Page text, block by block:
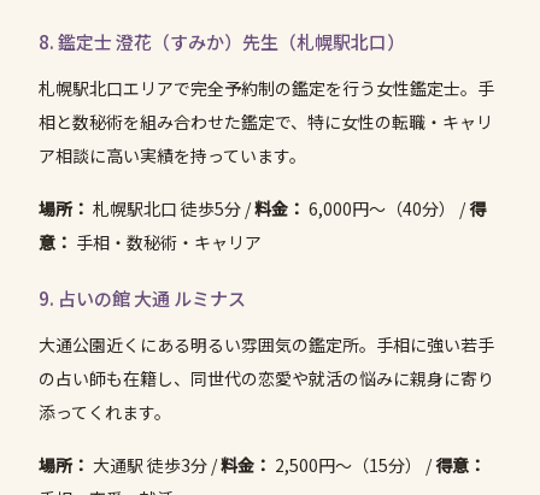
8. 鑑定士 澄花（すみか）先生（札幌駅北口）
札幌駅北口エリアで完全予約制の鑑定を行う女性鑑定士。手
相と数秘術を組み合わせた鑑定で、特に女性の転職・キャリ
ア相談に高い実績を持っています。
場所： 札幌駅北口 徒歩5分 /料金： 6,000円〜（40分） /得
意： 手相・数秘術・キャリア
9. 占いの館 大通 ルミナス
大通公園近くにある明るい雰囲気の鑑定所。手相に強い若手
の占い師も在籍し、同世代の恋愛や就活の悩みに親身に寄り
添ってくれます。
場所： 大通駅 徒歩3分 /料金： 2,500円〜（15分） /得意：